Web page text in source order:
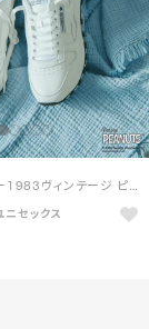
クラシックレザー1983ヴィンテージ ピーナッツ / CLASSIC LEATHER 1983 VINTAGE PEANUTS （ホワイト）